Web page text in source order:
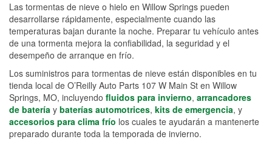
Las tormentas de nieve o hielo en Willow Springs pueden
desarrollarse rápidamente, especialmente cuando las
temperaturas bajan durante la noche. Preparar tu vehículo antes
de una tormenta mejora la confiabilidad, la seguridad y el
desempeño de arranque en frío.
Los suministros para tormentas de nieve están disponibles en tu
tienda local de O’Reilly Auto Parts 107 W Main St en Willow
Springs, MO, incluyendo fluidos para invierno, arrancadores
de batería y baterías automotrices, kits de emergencia, y
accesorios para clima frío los cuales te ayudarán a mantenerte
preparado durante toda la temporada de invierno.